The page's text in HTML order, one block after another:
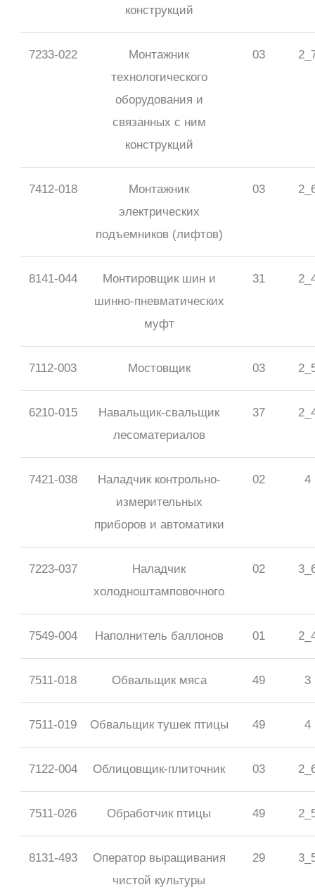
конструкций
7233-022
Монтажник
технологического
оборудования и
связанных с ним
конструкций
03
7412-018
Монтажник
электрических
подъемников (лифтов)
03
8141-044
Монтировщик шин и
шинно-пневматических
муфт
31
7112-003 Мостовщик 03
6210-015
Навальщик-свальщик
лесоматериалов
37
7421-038
Наладчик контрольно-
измерительных
приборов и автоматики
02 4
7223-037
Наладчик
холодноштамповочного
02
7549-004 Наполнитель баллонов 01
7511-018 Обвальщик мяса 49 3
7511-019 Обвальщик тушек птицы 49 4
7122-004 Облицовщик-плиточник 03
7511-026 Обработчик птицы 49
8131-493
Оператор выращивания
чистой культуры
29